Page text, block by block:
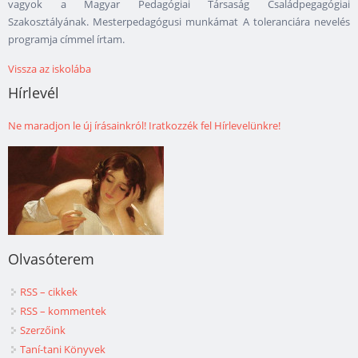
vagyok a Magyar Pedagógiai Társaság Családpegagógiai
Szakosztályának. Mesterpedagógusi munkámat A toleranciára nevelés
programja címmel írtam.
Vissza az iskolába
Hírlevél
Ne maradjon le új írásainkról! Iratkozzék fel Hírlevelünkre!
Olvasóterem
RSS – cikkek
RSS – kommentek
Szerzőink
Taní-tani Könyvek